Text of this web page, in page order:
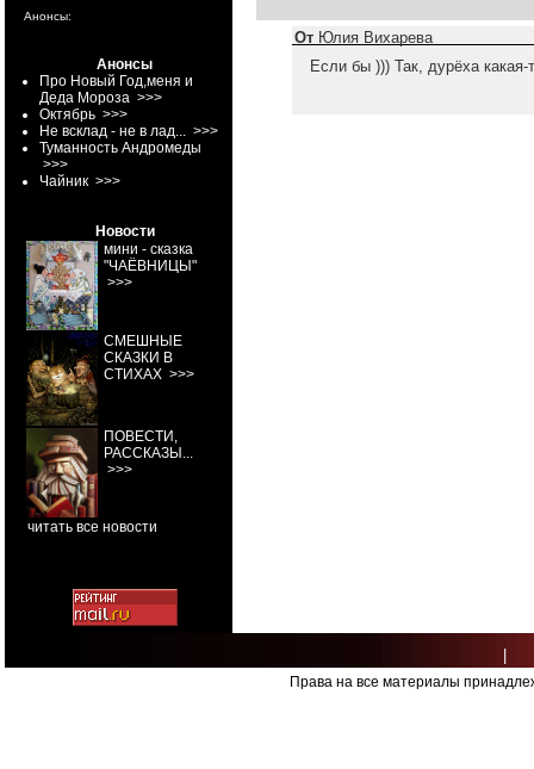
Анонсы:
Анонсы
Про Новый Год,меня и
Деда Мороза >>>
Октябрь >>>
Не всклад - не в лад... >>>
Туманность Андромеды
>>>
Чайник >>>
Новости
мини - сказка
"ЧАЁВНИЦЫ"
>>>
СМЕШНЫЕ
СКАЗКИ В
СТИХАХ >>>
ПОВЕСТИ,
РАССКАЗЫ...
>>>
читать все новости
От Юлия Вихарева
Если бы ))) Так, дурёха какая-
Права на все материалы